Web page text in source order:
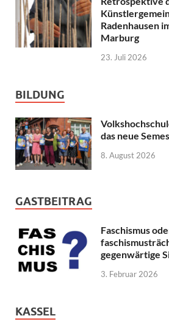
Radenhausen
Marburg
23. Juli 2026
BILDUNG
das neue
8. August 2026
GASTBEITRAG
Faschismus
gegenwärtige
3. Februar 2026
KASSEL